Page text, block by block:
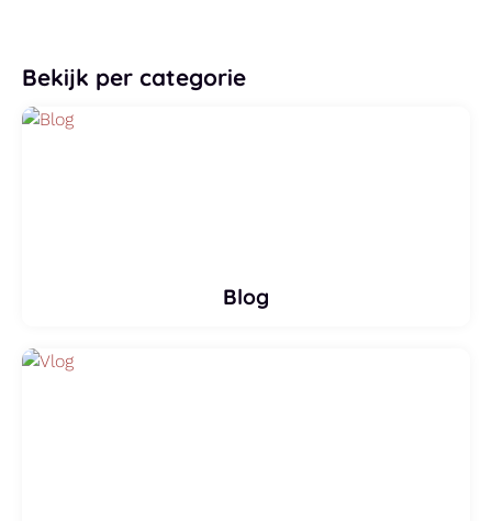
Bekijk per categorie
Blog